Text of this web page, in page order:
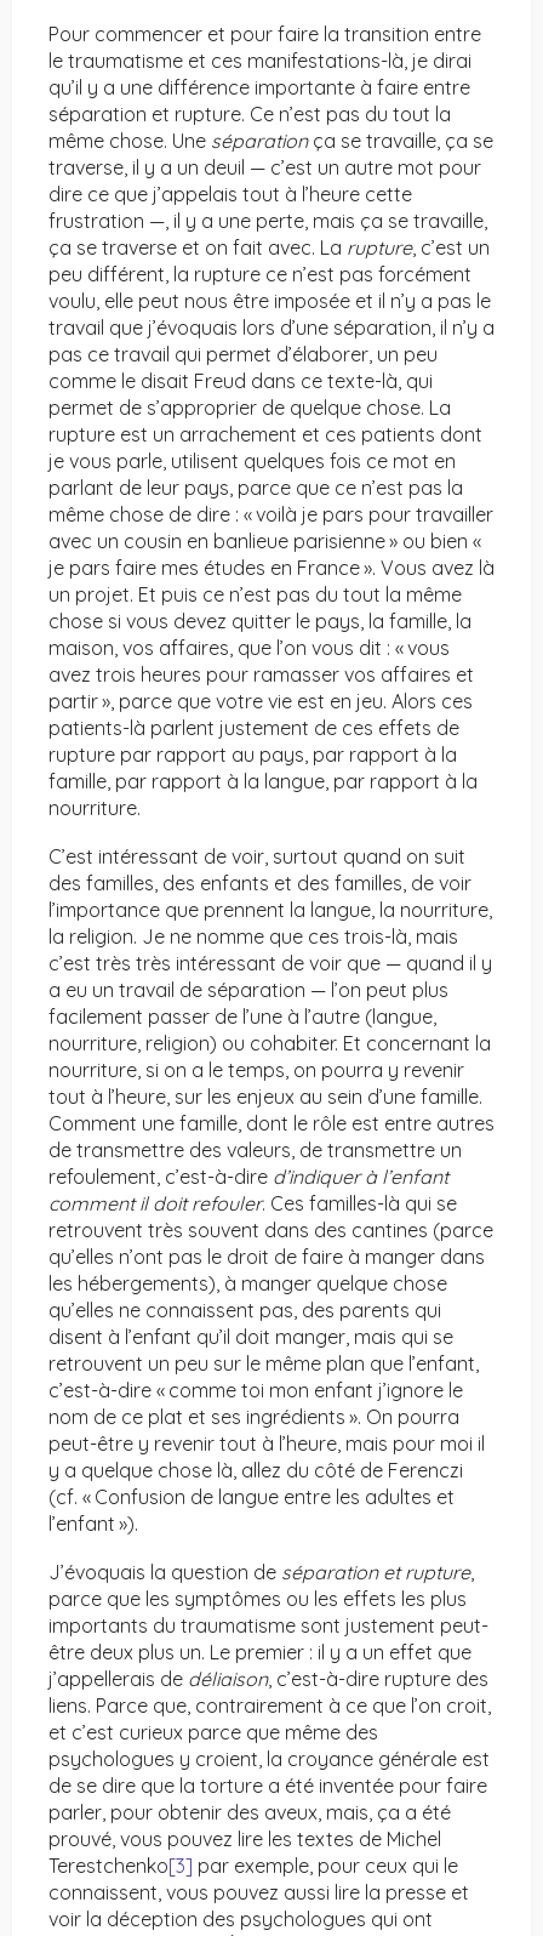
Pour commencer et pour faire la transition entre
le traumatisme et ces manifestations-là, je dirai
qu’il y a une différence importante à faire entre
séparation et rupture. Ce n’est pas du tout la
même chose. Une séparationça se travaille, ça se
traverse, il y a un deuil — c’est un autre mot pour
dire ce que j’appelais tout à l’heure cette
frustration —, il y a une perte, mais ça se travaille,
ça se traverse et on fait avec. La rupture, c’est un
peu différent, la rupture ce n’est pas forcément
voulu, elle peut nous être imposée et il n’y a pas le
travail que j’évoquais lors d’une séparation, il n’y a
pas ce travail qui permet d’élaborer, un peu
comme le disait Freud dans ce texte-là, qui
permet de s’approprier de quelque chose. La
rupture est un arrachement et ces patients dont
je vous parle, utilisent quelques fois ce mot en
parlant de leur pays, parce que ce n’est pas la
même chose de dire : « voilà je pars pour travailler
avec un cousin en banlieue parisienne » ou bien «
je pars faire mes études en France ». Vous avez là
un projet. Et puis ce n’est pas du tout la même
chose si vous devez quitter le pays, la famille, la
maison, vos affaires, que l’on vous dit : « vous
avez trois heures pour ramasser vos affaires et
partir », parce que votre vie est en jeu. Alors ces
patients-là parlent justement de ces effets de
rupture par rapport au pays, par rapport à la
famille, par rapport à la langue, par rapport à la
nourriture.
C’est intéressant de voir, surtout quand on suit
des familles, des enfants et des familles, de voir
l’importance que prennent la langue, la nourriture,
la religion. Je ne nomme que ces trois-là, mais
c’est très très intéressant de voir que — quand il y
a eu un travail de séparation — l’on peut plus
facilement passer de l’une à l’autre (langue,
nourriture, religion) ou cohabiter. Et concernant la
nourriture, si on a le temps, on pourra y revenir
tout à l’heure, sur les enjeux au sein d’une famille.
Comment une famille, dont le rôle est entre autres
de transmettre des valeurs, de transmettre un
refoulement, c’est-à-dire d’indiquer à l’enfant
comment il doit refouler. Ces familles-là qui se
retrouvent très souvent dans des cantines (parce
qu’elles n’ont pas le droit de faire à manger dans
les hébergements), à manger quelque chose
qu’elles ne connaissent pas, des parents qui
disent à l’enfant qu’il doit manger, mais qui se
retrouvent un peu sur le même plan que l’enfant,
c’est-à-dire « comme toi mon enfant j’ignore le
nom de ce plat et ses ingrédients ». On pourra
peut-être y revenir tout à l’heure, mais pour moi il
y a quelque chose là, allez du côté de Ferenczi
(cf. « Confusion de langue entre les adultes et
l’enfant »).
J’évoquais la question de séparation et rupture,
parce que les symptômes ou les effets les plus
importants du traumatisme sont justement peut-
être deux plus un. Le premier : il y a un effet que
j’appellerais de déliaison, c’est-à-dire rupture des
liens. Parce que, contrairement à ce que l’on croit,
et c’est curieux parce que même des
psychologues y croient, la croyance générale est
de se dire que la torture a été inventée pour faire
parler, pour obtenir des aveux, mais, ça a été
prouvé, vous pouvez lire les textes de Michel
Terestchenko[3] par exemple, pour ceux qui le
connaissent, vous pouvez aussi lire la presse et
voir la déception des psychologues qui ont